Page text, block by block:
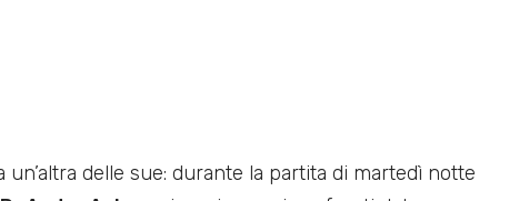
un’altra delle sue: durante la partita di martedì notte